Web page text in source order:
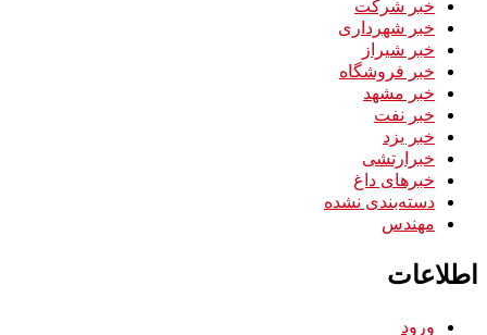
خبر شرکت
خبر شهرداری
خبر شیراز
خبر فروشگاه
خبر مشهد
خبر نفت
خبر یزد
خبرارتشی
خبرهای داغ
دسته‌بندی نشده
مهندس
اطلاعات
ورود